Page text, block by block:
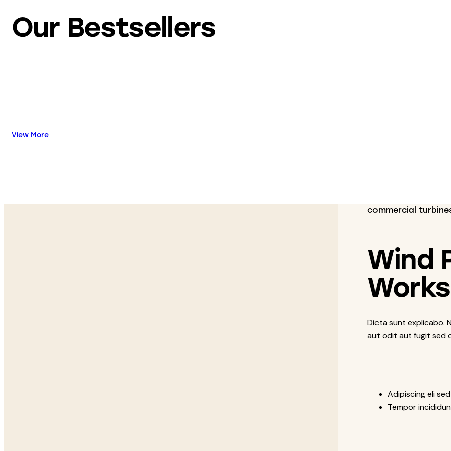
Our Bestsellers
View More
commercial
Wind
Dicta sunt explicabo.
aut odit aut fugit sed
Adipiscing eli
Tempor